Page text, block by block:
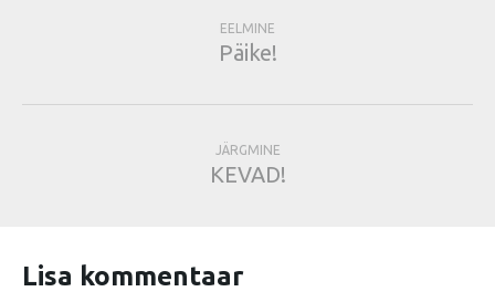
EELMINE
Päike!
JÄRGMINE
KEVAD!
Lisa kommentaar